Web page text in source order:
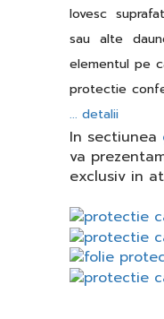
lovesc
sau alte
elementul pe
protectie
... detalii
In sectiunea
va
exclusiv in